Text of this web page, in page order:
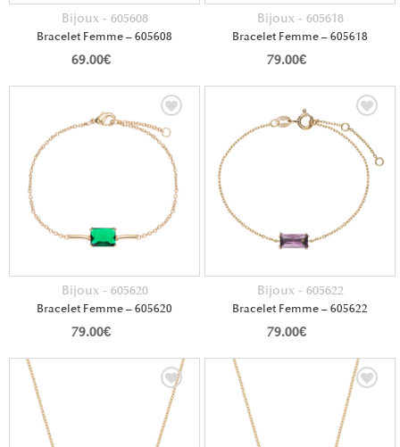
Bijoux - 605608
Bracelet Femme – 605608
69.00€
Bijoux - 605618
Bracelet Femme – 605618
79.00€
Bijoux - 605620
Bracelet Femme – 605620
79.00€
Bijoux - 605622
Bracelet Femme – 605622
79.00€